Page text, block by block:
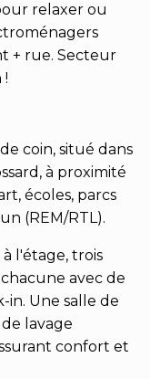
relaxer ou
+ rue. Secteur
!
coin, situé dans
à proximité
écoles, parcs
(REM/RTL).
l'étage, trois
avec de
in. Une salle de
lavage
confort et